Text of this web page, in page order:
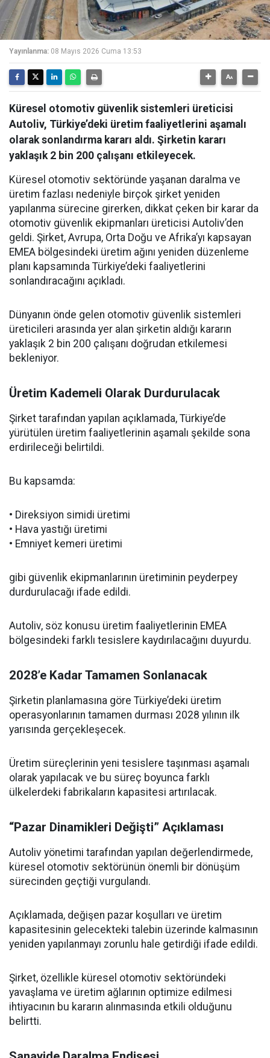
Yayınlanma: 08 Mayıs 2026 Cuma 13:53
Küresel otomotiv güvenlik sistemleri üreticisi
Autoliv, Türkiye’deki üretim faaliyetlerini aşamalı
olarak sonlandırma kararı aldı. Şirketin kararı
yaklaşık 2 bin 200 çalışanı etkileyecek.
Küresel otomotiv sektöründe yaşanan daralma ve
üretim fazlası nedeniyle birçok şirket yeniden
yapılanma sürecine girerken, dikkat çeken bir karar da
otomotiv güvenlik ekipmanları üreticisi Autoliv’den
geldi. Şirket, Avrupa, Orta Doğu ve Afrika’yı kapsayan
EMEA bölgesindeki üretim ağını yeniden düzenleme
planı kapsamında Türkiye’deki faaliyetlerini
sonlandıracağını açıkladı.
Dünyanın önde gelen otomotiv güvenlik sistemleri
üreticileri arasında yer alan şirketin aldığı kararın
yaklaşık 2 bin 200 çalışanı doğrudan etkilemesi
bekleniyor.
Üretim Kademeli Olarak Durdurulacak
Şirket tarafından yapılan açıklamada, Türkiye’de
yürütülen üretim faaliyetlerinin aşamalı şekilde sona
erdirileceği belirtildi.
Bu kapsamda:
• Direksiyon simidi üretimi
• Hava yastığı üretimi
• Emniyet kemeri üretimi
gibi güvenlik ekipmanlarının üretiminin peyderpey
durdurulacağı ifade edildi.
Autoliv, söz konusu üretim faaliyetlerinin EMEA
bölgesindeki farklı tesislere kaydırılacağını duyurdu.
2028’e Kadar Tamamen Sonlanacak
Şirketin planlamasına göre Türkiye’deki üretim
operasyonlarının tamamen durması 2028 yılının ilk
yarısında gerçekleşecek.
Üretim süreçlerinin yeni tesislere taşınması aşamalı
olarak yapılacak ve bu süreç boyunca farklı
ülkelerdeki fabrikaların kapasitesi artırılacak.
“Pazar Dinamikleri Değişti” Açıklaması
Autoliv yönetimi tarafından yapılan değerlendirmede,
küresel otomotiv sektörünün önemli bir dönüşüm
sürecinden geçtiği vurgulandı.
Açıklamada, değişen pazar koşulları ve üretim
kapasitesinin gelecekteki talebin üzerinde kalmasının
yeniden yapılanmayı zorunlu hale getirdiği ifade edildi.
Şirket, özellikle küresel otomotiv sektöründeki
yavaşlama ve üretim ağlarının optimize edilmesi
ihtiyacının bu kararın alınmasında etkili olduğunu
belirtti.